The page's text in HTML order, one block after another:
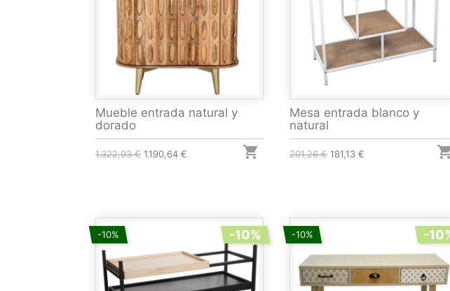
Mueble entrada natural y
dorado
1.322,93 € 1.190,64 € 
Mesa entrada blanco y
natural
201,26 € 181,13 €
-10% -10% -10% -